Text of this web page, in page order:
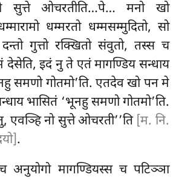
सुत्ते ओचरतीति…पे… मनो खो
धम्मरतो धम्मसम्मुदितो, सो
गुत्तो रक्खितो संवुतो, तस्स च
देसेति, इदं नु ते एतं मागण्डिय सन्धाय
समणो गोतमो’ति. एतदेव खो पन मे
भासितं ‘भूनहु समणो गोतमो’ति.
एवञ्हि नो सुत्ते ओचरती’’ति [म. नि.
.
मागण्डियस्स च पटिञ्ञा